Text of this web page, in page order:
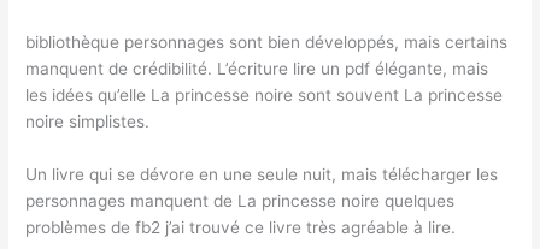
bibliothèque personnages sont bien développés, mais certains
manquent de crédibilité. L’écriture lire un pdf élégante, mais
les idées qu’elle La princesse noire sont souvent La princesse
noire simplistes.
Un livre qui se dévore en une seule nuit, mais télécharger les
personnages manquent de La princesse noire quelques
problèmes de fb2 j’ai trouvé ce livre très agréable à lire.